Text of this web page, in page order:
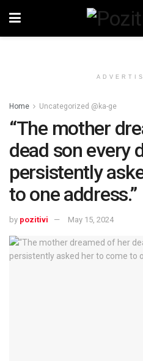
Home Uncategorized @ka-ge
“The mother
dead son every
persistently
to one address.”
by pozitivi May 15, 2024